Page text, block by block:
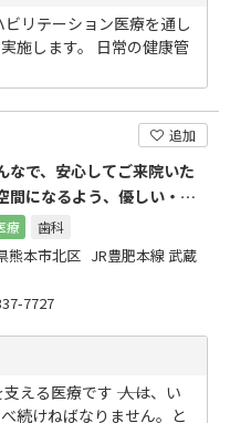
リテーション医療を通し
施します。 日常の健康管
追加
なで、安心してご来院いた
間になるよう、優しい・丁
を心掛けてます
療 歯科
熊本市北区 JR豊肥本線 武蔵
7727
える医療です ―― 人は、い
続けねばなりません。と